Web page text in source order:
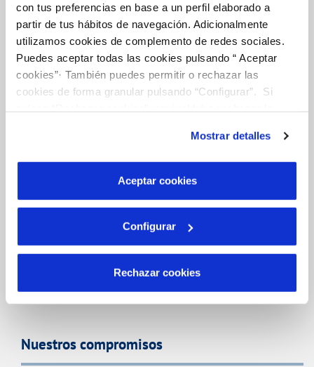
con tus preferencias en base a un perfil elaborado a
partir de tus hábitos de navegación. Adicionalmente
utilizamos cookies de complemento de redes sociales.
Puedes aceptar todas las cookies pulsando “ Aceptar
cookies”· También puedes permitir o rechazar las
cookies de forma granular pulsando “Configurar”. Si
son indispensables para que el sitio web funcione y que
por tanto no se pueden desactivar. Puedes consultar
más información en nuestraPolítica de Cookies
Mostrar detalles
Aceptar cookies
Configurar
Rechazar cookies
NUESTRO PAPEL EN EL CICLO URBANO
CALIDAD
ACTUACIONES EN LA RED
Conócenos
Nuestros compromisos